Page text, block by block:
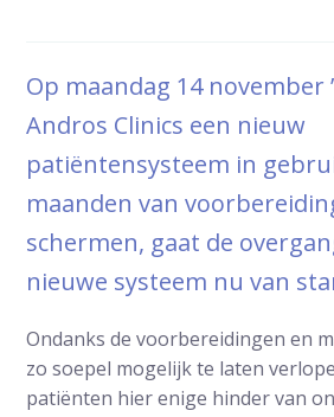
Op maandag 14 november
Andros Clinics een nieuw
patiëntensysteem in
maanden van
schermen, gaat de
nieuwe systeem nu van
Ondanks de voorbereidingen en
zo soepel mogelijk te laten
patiënten hier enige hinder van